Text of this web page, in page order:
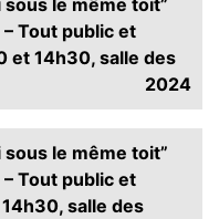
le même toit”
Tout public et
et 14h30, salle des
2024
le même toit”
Tout public et
salle des